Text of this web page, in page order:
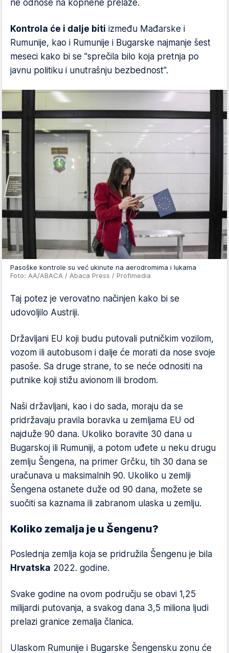
ne odnose na kopnene prelaze.
Kontrola će i dalje biti između Mađarske i
Rumunije, kao i Rumunije i Bugarske najmanje šest
meseci kako bi se "sprečila bilo koja pretnja po
javnu politiku i unutrašnju bezbednost".
Pasoške kontrole su već ukinute na aerodromima i lukama
Foto: AA/ABACA / Abaca Press / Profimedia
Taj potez je verovatno načinjen kako bi se
udovoljilo Austriji.
Državljani EU koji budu putovali putničkim vozilom,
vozom ili autobusom i dalje će morati da nose svoje
pasoše. Sa druge strane, to se neće odnositi na
putnike koji stižu avionom ili brodom.
Naši državljani, kao i do sada, moraju da se
pridržavaju pravila boravka u zemljama EU od
najduže 90 dana. Ukoliko boravite 30 dana u
Bugarskoj ili Rumuniji, a potom uđete u neku drugu
zemlju Šengena, na primer Grčku, tih 30 dana se
uračunava u maksimalnih 90. Ukoliko u zemlji
Šengena ostanete duže od 90 dana, možete se
suočiti sa kaznama ili zabranom ulaska u zemlju.
Koliko zemalja je u Šengenu?
Poslednja zemlja koja se pridružila Šengenu je bila
Hrvatska 2022. godine.
Svake godine na ovom području se obavi 1,25
milijardi putovanja, a svakog dana 3,5 miliona ljudi
prelazi granice zemalja članica.
Ulaskom Rumunije i Bugarske Šengensku zonu će